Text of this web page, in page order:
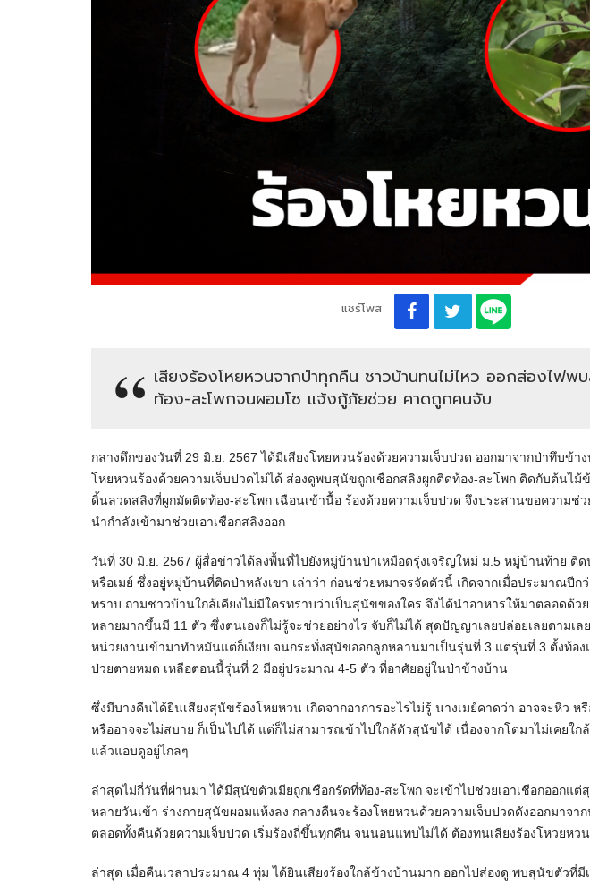
แชร์โพส
เสียงร้องโหยหวนจากป่าทุกคืน ชาวบ้านทนไม่ไหว ออกส่องไฟพ
ท้อง-สะโพกจนผอมโซ แจ้งกู้ภัยช่วย คาดถูกคนจับ
กลางดึกของวันที่ 29 มิ.ย. 2567 ได้มีเสียงโหยหวนร้องด้วยความเจ็บปวด ออกมาจากป่าทึบข้
โหยหวนร้องด้วยความเจ็บปวดไม่ได้ ส่องดูพบสุนัขถูกเชือกสลิงผูกติดท้อง-สะโพก ติดกับต้นไ
ดิ้นลวดสลิงที่ผูกมัดติดท้อง-สะโพก เฉือนเข้านื้อ ร้องด้วยความเจ็บปวด จึงประสานขอความช่
นำกำลังเข้ามาช่วยเอาเชือกสลิงออก
วันที่ 30 มิ.ย. 2567 ผู้สื่อข่าวได้ลงพื้นที่ไปยังหมู่บ้านป่าเหมือดรุ่งเจริญใหม่ ม.5 หมู่บ้านท้าย ติ
หรือเมย์ ซึ่งอยู่หมู่บ้านที่ติดป่าหลังเขา เล่าว่า ก่อนช่วยหมาจรจัดตัวนี้ เกิดจากเมื่อประมาณปี
ทราบ ถามชาวบ้านใกล้เคียงไม่มีใครทราบว่าเป็นสุนัขของใคร จึงได้นำอาหารให้มาตลอดด้ว
หลายมากขึ้นมี 11 ตัว ซึ่งตนเองก็ไม่รู้จะช่วยอย่างไร จับก็ไม่ได้ สุดปัญญาเลยปล่อยเลยตามเล
หน่วยงานเข้ามาทำหมันแต่ก็เงียบ จนกระทั่งสุนัขออกลูกหลานมาเป็นรุ่นที่ 3 แต่รุ่นที่ 3 ตั้งท้อง
ป่วยตายหมด เหลือตอนนี้รุ่นที่ 2 มีอยู่ประมาณ 4-5 ตัว ที่อาศัยอยู่ในป่าข้างบ้าน
ซึ่งมีบางคืนได้ยินเสียงสุนัขร้องโหยหวน เกิดจากอาการอะไรไม่รู้ นางเมย์คาดว่า อาจจะหิว
หรืออาจจะไม่สบาย ก็เป็นไปได้ แต่ก็ไม่สามารถเข้าไปใกล้ตัวสุนัขได้ เนื่องจากโตมาไม่เคยใ
แล้วแอบดูอยู่ไกลๆ
ล่าสุดไม่กี่วันที่ผ่านมา ได้มีสุนัขตัวเมียถูกเชือกรัดที่ท้อง-สะโพก จะเข้าไปช่วยเอาเชือกออกแต่
หลายวันเข้า ร่างกายสุนัขผอมแห้งลง กลางคืนจะร้องโหยหวนด้วยความเจ็บปวดดังออกมาจาก
ตลอดทั้งคืนด้วยความเจ็บปวด เริ่มร้องถี่ขึ้นทุกคืน จนนอนแทบไม่ได้ ต้องทนเสียงร้องโหวยหว
ล่าสุด เมื่อคืนเวลาประมาณ 4 ทุ่ม ได้ยินเสียงร้องใกล้ข้างบ้านมาก ออกไปส่องดู พบสุนัขตัวที่มี